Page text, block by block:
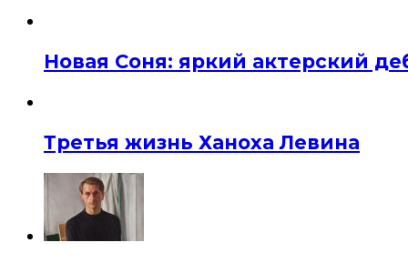
Новая Соня: яркий актерский
Третья жизнь Ханоха Левина